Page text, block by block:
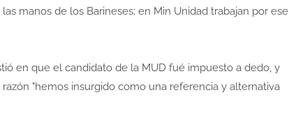
manos de los Barineses; en Min Unidad trabajan por ese
en que el candidato de la MUD fué impuesto a dedo, y
"hemos insurgido como una referencia y alternativa